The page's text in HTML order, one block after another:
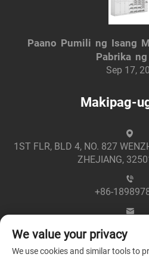
Paano Pumili ng Isang
Pabrika ng
Sep 17,
Makipag-
1ST FLR, BLD 4, NO. 827
ZHEJIANG,
+86-
We value your privacy
We use cookies and similar tools to